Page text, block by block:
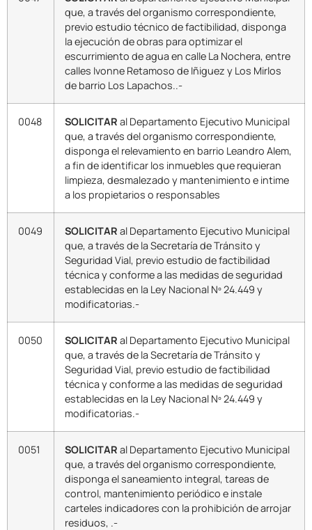
que, a través del organismo correspondiente,
previo estudio técnico de factibilidad, disponga
la ejecución de obras para optimizar el
escurrimiento de agua en calle La Nochera, entre
calles Ivonne Retamoso de Iñiguez y Los Mirlos
de barrio Los Lapachos..-
0048 SOLICITAR al Departamento Ejecutivo Municipal
que, a través del organismo correspondiente,
disponga el relevamiento en barrio Leandro Alem,
a fin de identificar los inmuebles que requieran
limpieza, desmalezado y mantenimiento e intime
a los propietarios o responsables
0049 SOLICITAR al Departamento Ejecutivo Municipal
que, a través de la Secretaría de Tránsito y
Seguridad Vial, previo estudio de factibilidad
técnica y conforme a las medidas de seguridad
establecidas en la Ley Nacional Nº 24.449 y
modificatorias.-
0050 SOLICITAR al Departamento Ejecutivo Municipal
que, a través de la Secretaría de Tránsito y
Seguridad Vial, previo estudio de factibilidad
técnica y conforme a las medidas de seguridad
establecidas en la Ley Nacional Nº 24.449 y
modificatorias.-
0051 SOLICITAR al Departamento Ejecutivo Municipal
que, a través del organismo correspondiente,
disponga el saneamiento integral, tareas de
control, mantenimiento periódico e instale
carteles indicadores con la prohibición de arrojar
residuos, .-